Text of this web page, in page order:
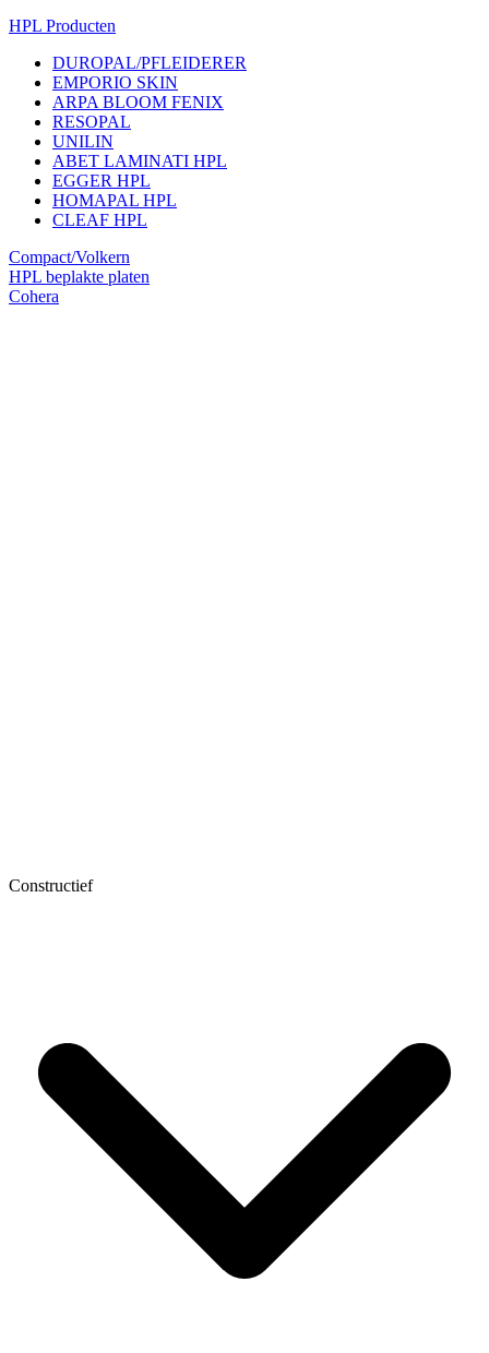
HPL Producten
DUROPAL/PFLEIDERER
EMPORIO SKIN
ARPA BLOOM FENIX
RESOPAL
UNILIN
ABET LAMINATI HPL
EGGER HPL
HOMAPAL HPL
CLEAF HPL
Compact/Volkern
HPL beplakte platen
Cohera
Constructief